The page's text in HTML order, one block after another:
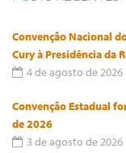
Convenção Nacional
Cury à Presidência da
4 de agosto de 2026
Convenção Estadual
de 2026
3 de agosto de 2026